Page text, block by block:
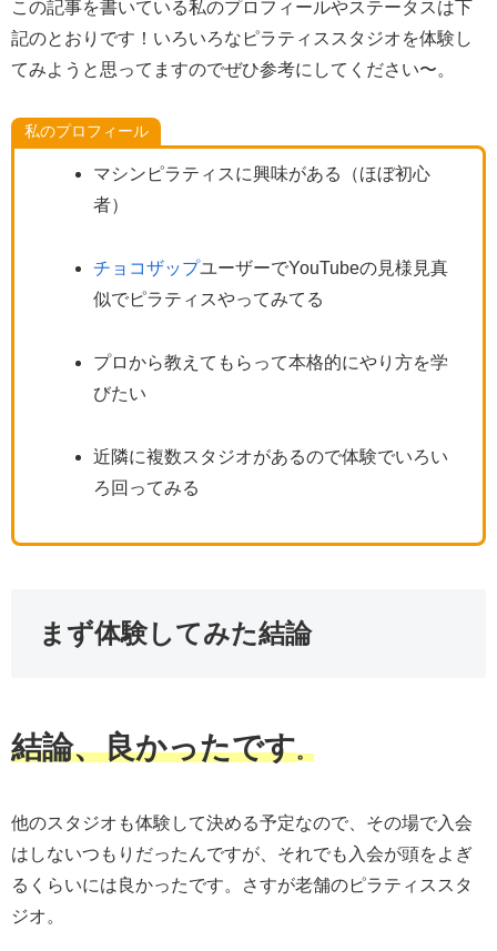
この記事を書いている私のプロフィールやステータスは下
記のとおりです！いろいろなピラティススタジオを体験し
てみようと思ってますのでぜひ参考にしてください〜。
私のプロフィール
マシンピラティスに興味がある（ほぼ初心
者）
チョコザップユーザーでYouTubeの見様見真
似でピラティスやってみてる
プロから教えてもらって本格的にやり方を学
びたい
近隣に複数スタジオがあるので体験でいろい
ろ回ってみる
まず体験してみた結論
結論、良かったです。
他のスタジオも体験して決める予定なので、その場で入会
はしないつもりだったんですが、それでも入会が頭をよぎ
るくらいには良かったです。さすが老舗のピラティススタ
ジオ。